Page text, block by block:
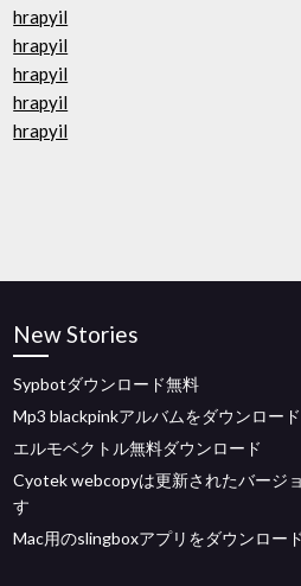
hrapyil
hrapyil
hrapyil
hrapyil
hrapyil
New Stories
Sypbotダウンロード無料
Mp3 blackpinkアルバムをダウンロード
エルモベクトル無料ダウンロード
Cyotek webcopyは更新されたバージ
す
Mac用のslingboxアプリをダウンロード